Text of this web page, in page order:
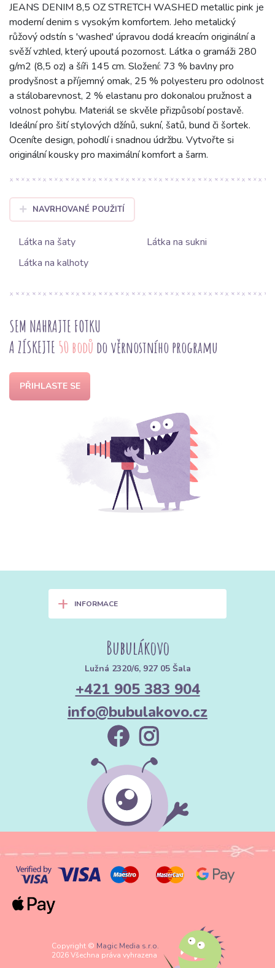
JEANS DENIM 8,5 OZ STRETCH WASHED metallic pink je
moderní denim s vysokým komfortem. Jeho metalický
růžový odstín s 'washed' úpravou dodá kreacím originální a
svěží vzhled, který upoutá pozornost. Látka o gramáži 280
g/m2 (8,5 oz) a šíři 145 cm. Složení: 73 % bavlny pro
prodyšnost a příjemný omak, 25 % polyesteru pro odolnost
a stálobarevnost, 2 % elastanu pro dokonalou pružnost a
volnost pohybu. Materiál se skvěle přizpůsobí postavě.
Ideální pro šití stylových džínů, sukní, šatů, bund či šortek.
Oceníte design, pohodlí i snadnou údržbu. Vytvořte si
originální kousky pro maximální komfort a šarm.
NAVRHOVANÉ POUŽITÍ
Látka na šaty
Látka na sukni
Látka na kalhoty
SEM NAHRAJTE FOTKU
A ZÍSKEJTE 50 bodů do věrnostního programu
PŘIHLASTE SE
+ INFORMACE
Bubulákovo
Lužná 2320/6, 927 05 Šala
+421 905 383 904
info@bubulakovo.cz
Copyright © Magic Media s.r.o.
2026 Všechna práva vyhrazena